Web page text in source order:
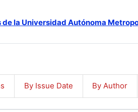
la Universidad Autónoma
By Issue Date By Author